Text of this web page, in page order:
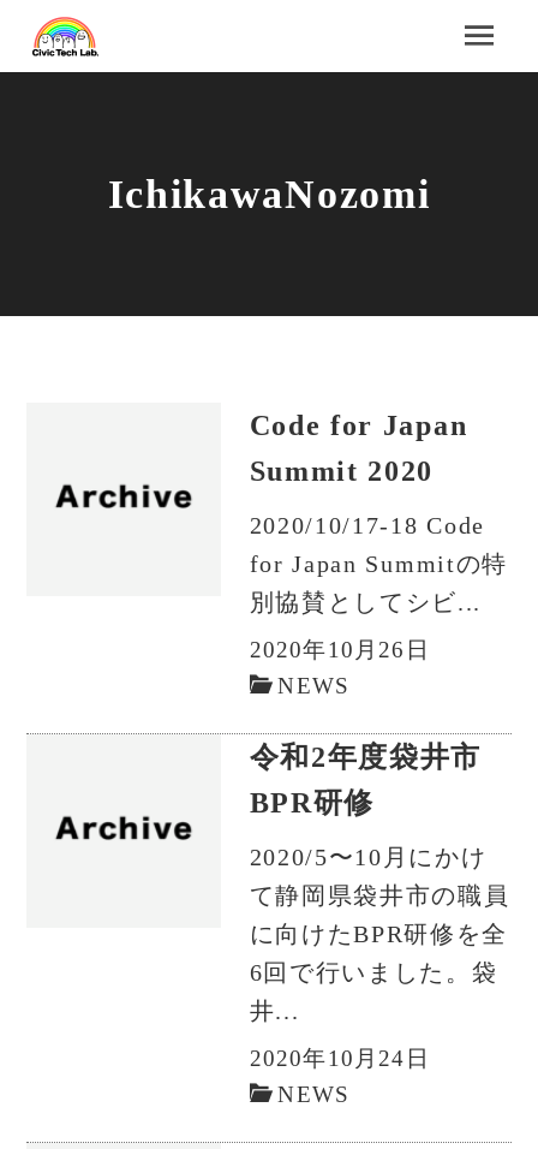
IchikawaNozomi
Code for Japan
Summit 2020
2020/10/17-18 Code
for Japan Summitの特
別協賛としてシビ...
2020年10月26日
NEWS
令和2年度袋井市
BPR研修
2020/5〜10月にかけ
て静岡県袋井市の職員
に向けたBPR研修を全
6回で行いました。袋
井...
2020年10月24日
NEWS